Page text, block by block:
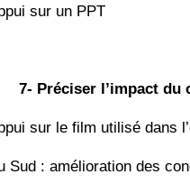
sur un PPT
7- Préciser l’impact du
sur le film utilisé dans
Sud : amélioration des